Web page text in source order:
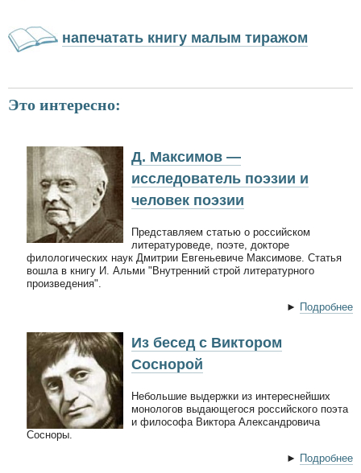
напечатать книгу малым тиражом
Это интересно:
Д. Максимов —
исследователь поэзии и
человек поэзии
Представляем статью о российском
литературоведе, поэте, докторе
филологических наук Дмитрии Евгеньевиче Максимове. Статья
вошла в книгу И. Альми "Внутренний строй литературного
произведения".
► Подробнее
Из бесед с Виктором
Соснорой
Небольшие выдержки из интереснейших
монологов выдающегося российского поэта
и философа Виктора Александровича
Сосноры.
► Подробнее